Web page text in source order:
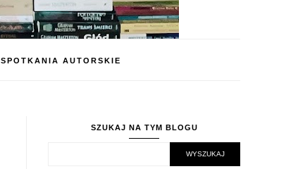
SPOTKANIA AUTORSKIE
SZUKAJ NA TYM BLOGU